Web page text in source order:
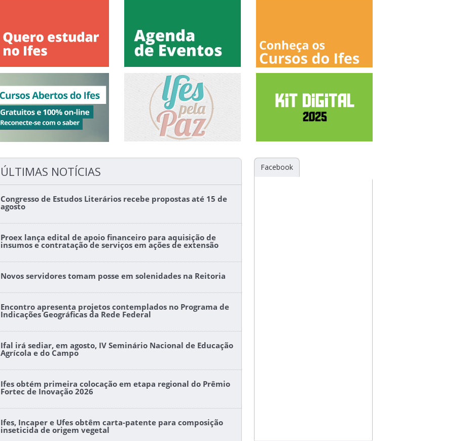
ÚLTIMAS NOTÍCIAS
Congresso de Estudos Literários recebe propostas até 15 de
agosto
Proex lança edital de apoio financeiro para aquisição de
insumos e contratação de serviços em ações de extensão
Novos servidores tomam posse em solenidades na Reitoria
Encontro apresenta projetos contemplados no Programa de
Indicações Geográficas da Rede Federal
Ifal irá sediar, em agosto, IV Seminário Nacional de Educação
Agrícola e do Campo
Ifes obtém primeira colocação em etapa regional do Prêmio
Fortec de Inovação 2026
Ifes, Incaper e Ufes obtêm carta-patente para composição
inseticida de origem vegetal
Facebook